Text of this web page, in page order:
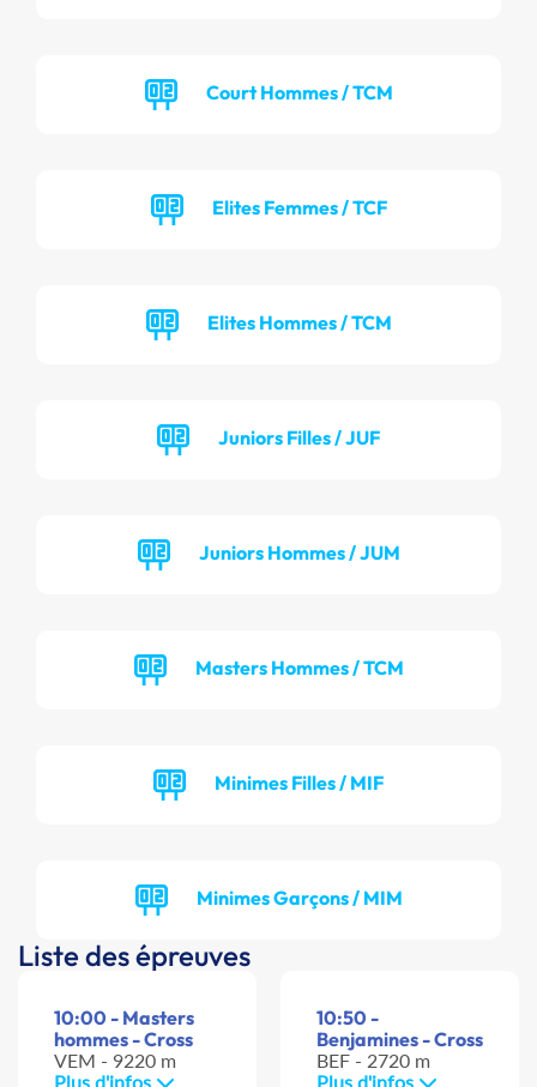
Court Hommes / TCM
Elites Femmes / TCF
Elites Hommes / TCM
Juniors Filles / JUF
Juniors Hommes / JUM
Masters Hommes / TCM
Minimes Filles / MIF
Minimes Garçons / MIM
Liste des épreuves
10:00 - Masters
hommes - Cross
VEM - 9220 m
Plus d'infos
10:50 -
Benjamines - Cross
BEF - 2720 m
Plus d'infos